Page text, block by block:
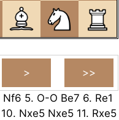
Nf6 5. O-O Be7 6. Re1
10. Nxe5 Nxe5 11. Rxe5